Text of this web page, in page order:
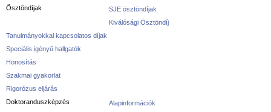
Ösztöndíjak
SJE ösztöndíjak
Kiválósági Ösztöndíj
Tanulmányokkal kapcsolatos díjak
Speciális igényű hallgatók
Honosítás
Szakmai gyakorlat
Rigorózus eljárás
Doktoranduszképzés
Alapinformációk